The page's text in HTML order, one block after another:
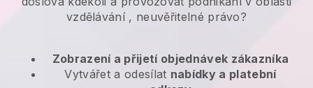
vzdělávání, neuvěřitelné právo?
Zobrazení a přijetí objednávek zákazníka
Vytvářet a odesílat nabídky a platební